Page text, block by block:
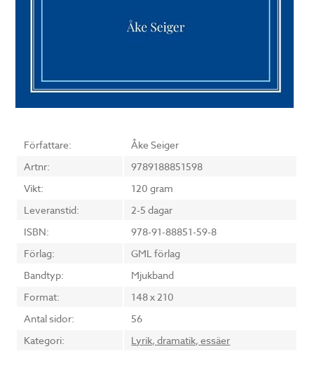
Författare:
Åke Seiger
Artnr:
9789188851598
Vikt:
120 gram
Leveranstid:
2-5 dagar
ISBN:
978-91-88851-59-8
Förlag:
GML förlag
Bandtyp:
Mjukband
Format:
148 x 210
Antal sidor:
56
Kategori:
Lyrik, dramatik, essäer